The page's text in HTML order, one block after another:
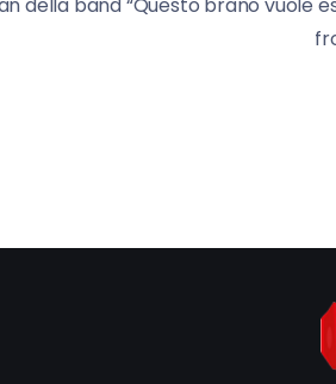
della band “Questo brano vuole